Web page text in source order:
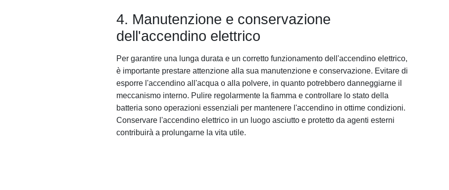
4. Manutenzione e conservazione
dell'accendino elettrico
Per garantire una lunga durata e un corretto funzionamento dell'accendino elettrico,
è importante prestare attenzione alla sua manutenzione e conservazione. Evitare di
esporre l'accendino all'acqua o alla polvere, in quanto potrebbero danneggiarne il
meccanismo interno. Pulire regolarmente la fiamma e controllare lo stato della
batteria sono operazioni essenziali per mantenere l'accendino in ottime condizioni.
Conservare l'accendino elettrico in un luogo asciutto e protetto da agenti esterni
contribuirà a prolungarne la vita utile.